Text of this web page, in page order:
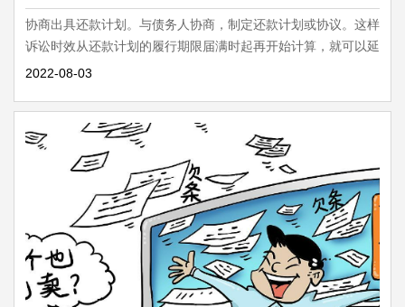
协商出具还款计划。与债务人协商，制定还款计划或协议。这样
诉讼时效从还款计划的履行期限届满时起再开始计算，就可以延
长即将过去的诉讼时效。
2022-08-03